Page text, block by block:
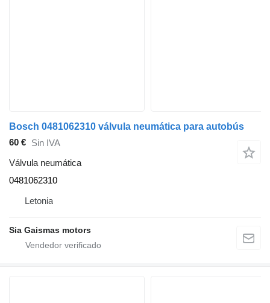
Bosch 0481062310 válvula neumática para autobús
60 € Sin IVA
Válvula neumática
0481062310
Letonia
Sia Gaismas motors